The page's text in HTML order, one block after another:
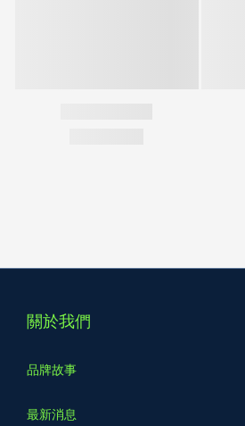
關於我們
品牌故事
最新消息